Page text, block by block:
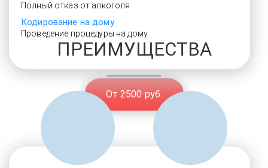
Полный отказ от алкоголя
Кодирование на дому
Проведение процедуры на дому
От 2500 руб.
ПРЕИМУЩЕСТВА